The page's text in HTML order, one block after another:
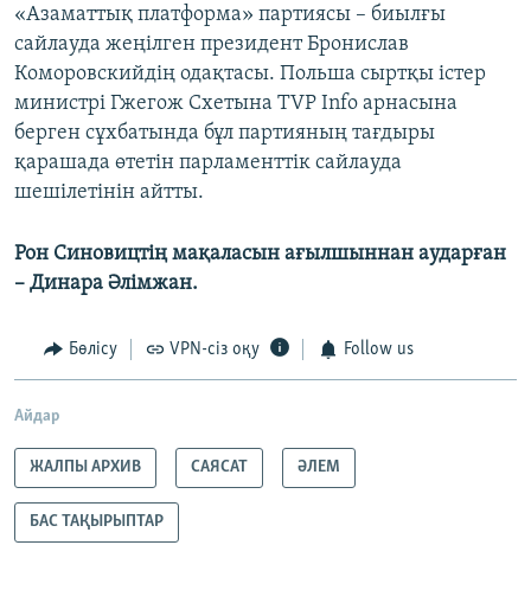
«Азаматтық платформа» партиясы – биылғы
сайлауда жеңілген президент Бронислав
Коморовскийдің одақтасы. Польша сыртқы істер
министрі Гжегож Схетына TVP Info арнасына
берген сұхбатында бұл партияның тағдыры
қарашада өтетін парламенттік сайлауда
шешілетінін айтты.
Рон Синовицтің мақаласын ағылшыннан аударған
– Динара Әлімжан.
Бөлісу VPN-сіз оқу Follow us
Айдар
ЖАЛПЫ АРХИВ САЯСАТ ӘЛЕМ
БАС ТАҚЫРЫПТАР